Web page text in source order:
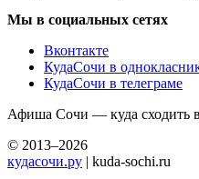
Мы в социальных сетях
Вконтакте
КудаСочи в
КудаСочи в телеграме
Афиша Сочи — куда сходить
© 2013–2026
кудасочи.ру | kuda-sochi.ru